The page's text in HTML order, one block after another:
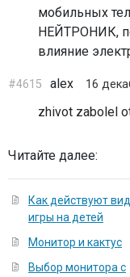
мобильных
НЕЙТРОНИК,
влияние
#4615 alex 16
zhivot zabolel
Читайте далее:
Как действуют
игры на детей
Монитор и кактус
Выбор монитора с